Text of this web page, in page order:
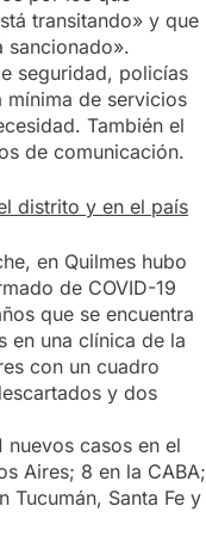
transitando» y que
sancionado».
seguridad, policías
mínima de servicios
También el
de comunicación.
distrito y en el país
en Quilmes hubo
de COVID-19
que se encuentra
en una clínica de la
con un cuadro
y dos
nuevos casos en el
Aires; 8 en la CABA;
Tucumán, Santa Fe y